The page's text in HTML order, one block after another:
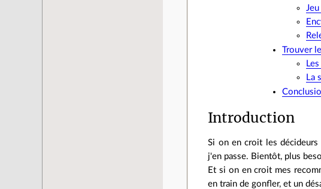
Trouver
La
Introduction
Si on en croit les
j'en passe. Bientôt, plus
Et si on en croit mes
en train de gonfler, et un